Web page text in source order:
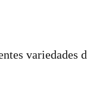
variedades